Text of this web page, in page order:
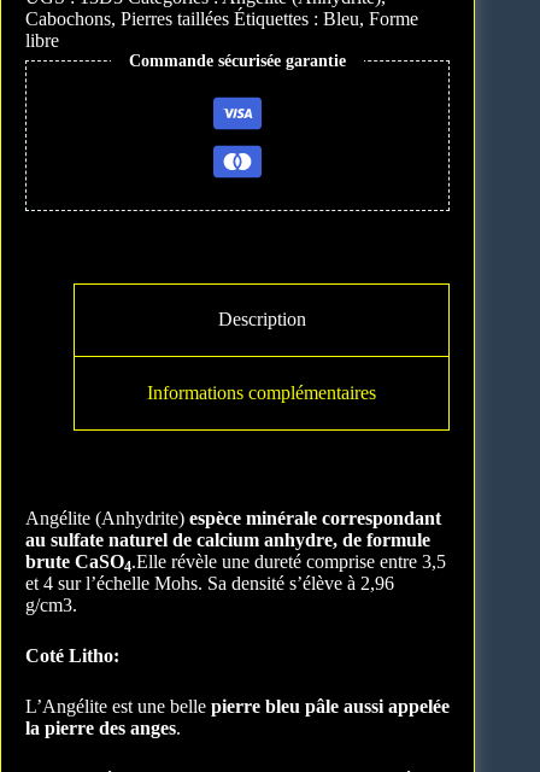
l
t
e
r
n
a
t
i
v
e
Cabochons, Pierres taillées Étiquettes : Bleu, Forme
libre
Commande sécurisée garantie
Description
Informations complémentaires
Angélite (Anhydrite) espèce minérale correspondant
au sulfate naturel de calcium anhydre, de formule
brute CaSO4.Elle révèle une dureté comprise entre 3,5
et 4 sur l’échelle Mohs. Sa densité s’élève à 2,96
g/cm3.
Coté Litho:
L’Angélite est une belle pierre bleu pâle aussi appelée
la pierre des anges.